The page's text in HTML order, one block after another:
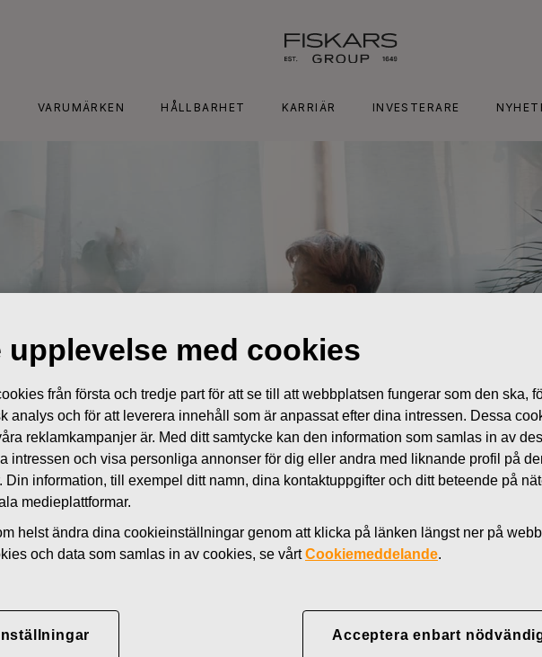
VARUMÄRKEN HÅLLBARHET KARRIÄR INVESTERARE
Nyheter
I EGNA AKTIER
5, 2022
OYJ ABP:S ÅTERKÖP AV
upplevelse med cookies
från första och tredje part för att se till att webbplatsen fungerar som den ska,
analys och för att leverera innehåll som är anpassat efter dina intressen. Dessa
reklamkampanjer är. Med ditt samtycke kan den information som samlas in av
intressen och visa personliga annonser för dig eller andra med liknande profil på
Din information, till exempel ditt namn, dina kontaktuppgifter och ditt beteende på
medieplattformar.
helst ändra dina cookieinställningar genom att klicka på länken längst ner på
och data som samlas in av cookies, se vårtCookiemeddelande.
Acceptera enbart